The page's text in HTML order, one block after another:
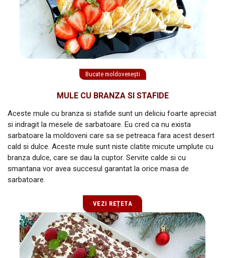
Bucate moldovenești
MULE CU BRANZA SI STAFIDE
Aceste mule cu branza si stafide sunt un deliciu foarte apreciat
si indragit la mesele de sarbatoare. Eu cred ca nu exista
sarbatoare la moldoveni care sa se petreaca fara acest desert
cald si dulce. Aceste mule sunt niste clatite micute umplute cu
branza dulce, care se dau la cuptor. Servite calde si cu
smantana vor avea succesul garantat la orice masa de
sarbatoare.
VEZI REȚETA